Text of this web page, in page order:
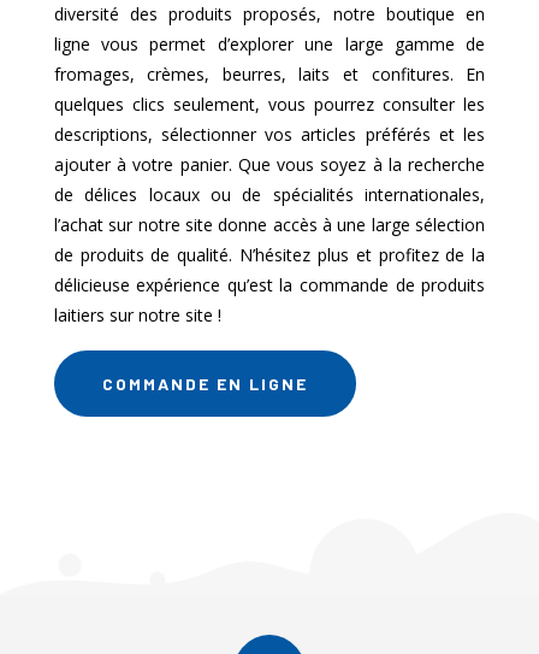
diversité des produits proposés, notre boutique en
ligne vous permet d’explorer une large gamme de
fromages, crèmes, beurres, laits et confitures. En
quelques clics seulement, vous pourrez consulter les
descriptions, sélectionner vos articles préférés et les
ajouter à votre panier. Que vous soyez à la recherche
de délices locaux ou de spécialités internationales,
l’achat sur notre site donne accès à une large sélection
de produits de qualité. N’hésitez plus et profitez de la
délicieuse expérience qu’est la commande de produits
laitiers sur notre site !
COMMANDE EN LIGNE